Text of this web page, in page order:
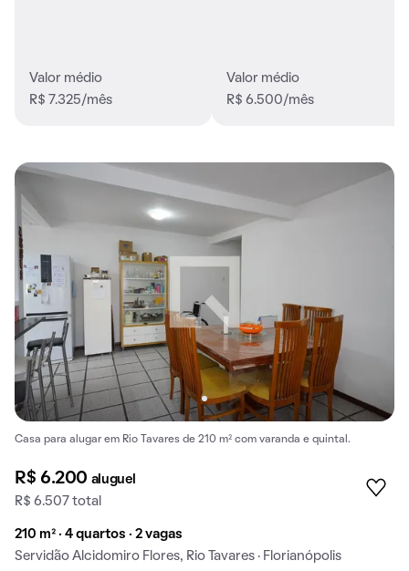
Valor médio
R$ 7.325/mês
Valor médio
R$ 6.500/mês
Casa para alugar em Rio Tavares de 210 m² com varanda e quintal.
R$ 6.200 aluguel
R$ 6.507 total
210 m² · 4 quartos · 2 vagas
Servidão Alcidomiro Flores, Rio Tavares · Florianópolis